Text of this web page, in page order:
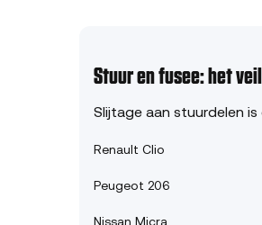
Stuur en fusee: het
Slijtage aan stuurdelen
Renault Clio
Peugeot 206